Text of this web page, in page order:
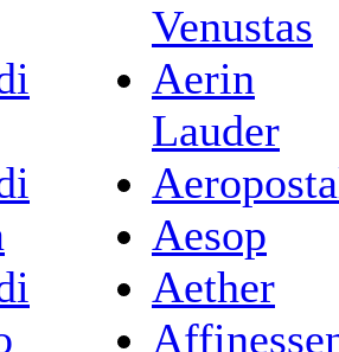
Venustas
Aerin
Lauder
Aesop
Aether